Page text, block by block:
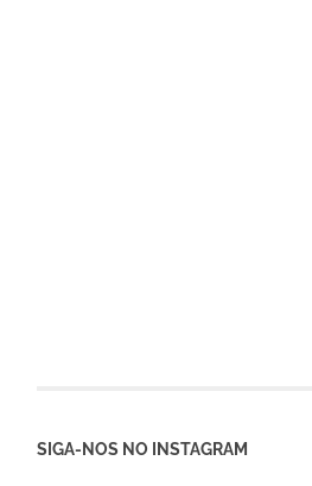
SIGA-NOS NO INSTAGRAM